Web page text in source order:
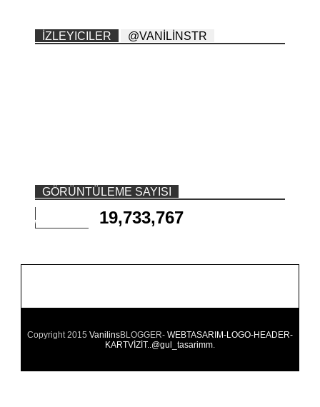
İZLEYICILER @VANİLİNSTR
GÖRÜNTÜLEME SAYISI
19,733,767
Copyright 2015 VanilinsBLOGGER- WEBTASARIM-LOGO-HEADER-
KARTVİZİT..@gul_tasarimm